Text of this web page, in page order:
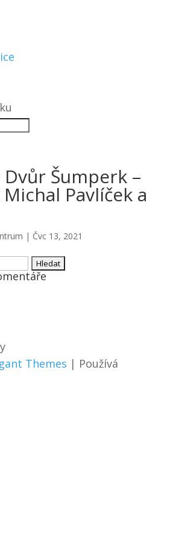
Šumperk –
Pavlíček a
| Čvc 13, 2021
Themes | Používá